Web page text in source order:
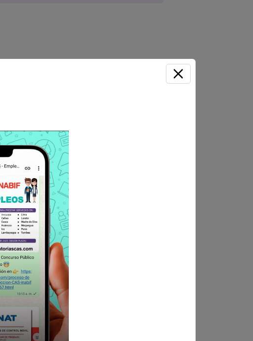
dirección: mesa de partes Jr.
que indica las bases